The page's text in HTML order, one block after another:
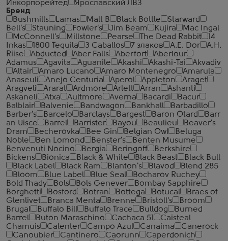
Инкорпорейтед
Ярославский ЛВЗ
Бренд
Bushmills
Lamas Malt B Black Bottle
Starward
Bell's
Stauning Fowler's Jim Beam Kujira
Mac Ingal
McConnell's
Millstone Pearse The Dead Rabbit
14
Inkas
1800 Tequila 3 Caballos 7 злаков A.E. Dor
A.H.
Riise
Abducted Aber Falls Aberfort
Aberlour
Adamus
Agavita Aguanile Akashi Akashi-Tai
Akvadiv
Altair
Amaro Lucano Amaro Montenegro
Amarula
Anaseuli
Anejo Centuria Aperol Appleton
Araget
Aragveli
Ararat Ardmore Arlett Arran
Ashanti
Askaneli
Atxa Aultmore Averna Bacardi
Bacur
Balblair
Balvenie Bandwagon Bankhall
Barbadillo
Barber's
Barcelo Barclays Bargest Baron Otard
Barr
an Uisce
Barrel Barrister Bayou Beaulieu
Beaver's
Dram
Becherovka Bee Gin Belgian Owl
Beluga
Noble
Ben Lomond Benster's
Benten Musume
Benvenuti Nocino
Bergia Beringoff
Berkshire
Bickens
Bionica Black & White Black Beast
Black Bull
Black Label
Black Ram Blanton's Blavod
Blend 285
Bloom
Blue Label Blue Seal
Bocharov Ruchey
Bold Thady
Bols Bols Genever
Bombay Sapphire
Borghetti
Bosford Botran Bottega Botucal
Braes of
Glenlivet
Branca Menta Brenne Bristoll's
Broom
Brugal
Buffalo Bill Buffalo Trace Bulldog
Burned
Barrel
Buton Maraschino Cachaca 51
Caisteal
Chamuis
Calenter Campo Azul Canaima
Canerock
Canoubier
Cantinero Caorunn
Caperdonich